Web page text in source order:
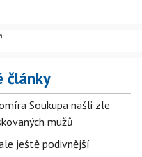
články
Soukupa našli zle
mužů
ještě podivnější